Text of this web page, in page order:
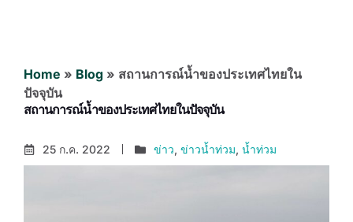
Home » Blog » สถานการณ์น้ำของประเทศไทยใน
ปัจจุบัน
สถานการณ์น้ำของประเทศไทยในปัจจุบัน
25 ก.ค. 2022 ข่าว, ข่าวน้ำท่วม, น้ำท่วม